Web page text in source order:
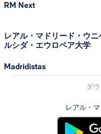
RM Next
レアル・マドリード・ウニ
ルシダ・エウロペア大学
Madridistas
ダ
レアル・